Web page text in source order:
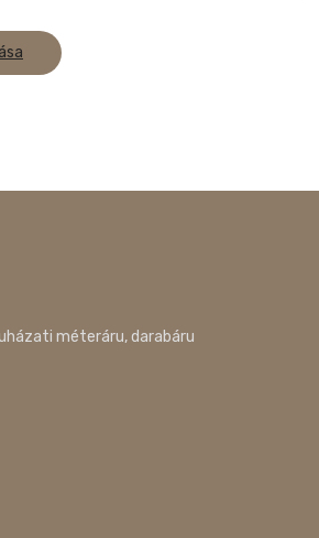
méteráru, darabáru